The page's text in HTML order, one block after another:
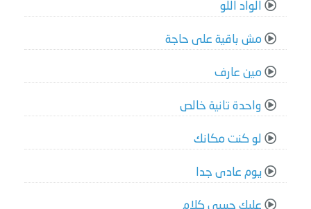
الواد اللو
مش باقية على حاجة
مين عارف
واحدة تانية خالص
لو كنت مكانك
يوم عادى جدا
عليك حبيبى كلام